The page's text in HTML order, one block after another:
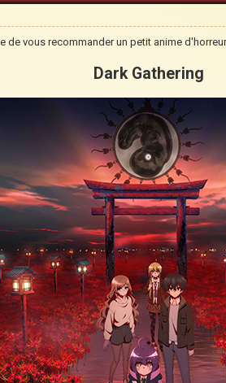
de vous recommander un petit anime
Dark Gathering